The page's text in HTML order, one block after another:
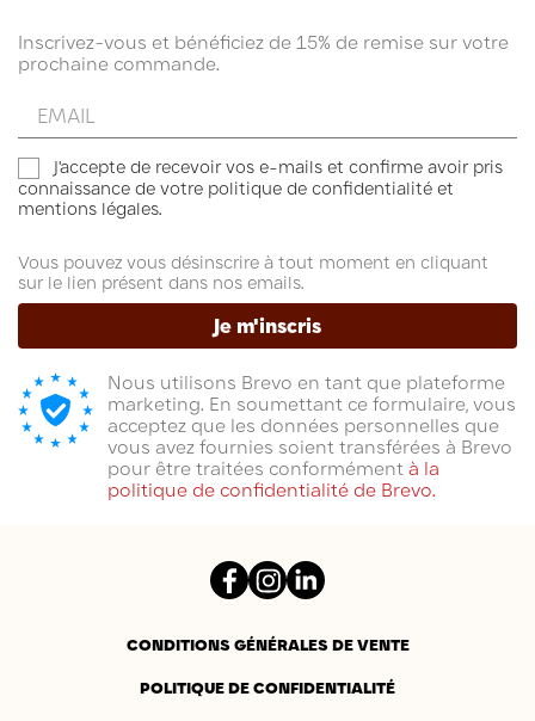
Inscrivez-vous et bénéficiez de 15% de remise sur votre
prochaine commande.
Entrez
votre
email
J'accepte de recevoir vos e-mails et confirme avoir pris
connaissance de votre politique de confidentialité et
mentions légales.
Vous pouvez vous désinscrire à tout moment en cliquant
sur le lien présent dans nos emails.
Je m'inscris
Nous utilisons Brevo en tant que plateforme
marketing. En soumettant ce formulaire, vous
acceptez que les données personnelles que
vous avez fournies soient transférées à Brevo
pour être traitées conformément à la
politique de confidentialité de Brevo.
CONDITIONS GÉNÉRALES DE VENTE
POLITIQUE DE CONFIDENTIALITÉ
Facebook
Instagram
LinkedIn